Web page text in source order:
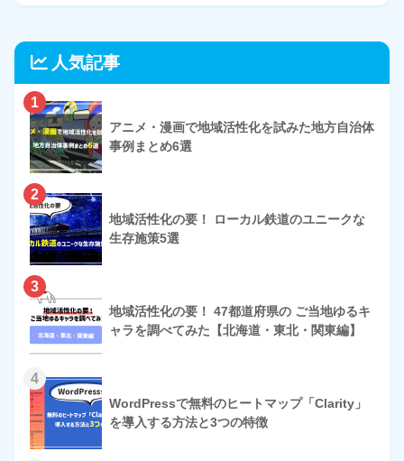
人気記事
1
アニメ・漫画で地域活性化を試みた地方自治体
事例まとめ6選
2
地域活性化の要！ ローカル鉄道のユニークな
生存施策5選
3
地域活性化の要！ 47都道府県の ご当地ゆるキ
ャラを調べてみた【北海道・東北・関東編】
4
WordPressで無料のヒートマップ「Clarity」
を導入する方法と3つの特徴